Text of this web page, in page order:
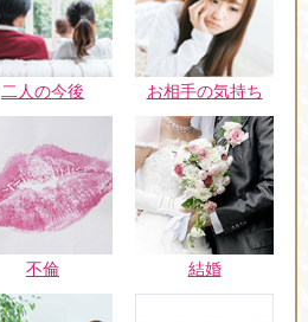
二人の今後 お相手の気持ち
不倫 結婚